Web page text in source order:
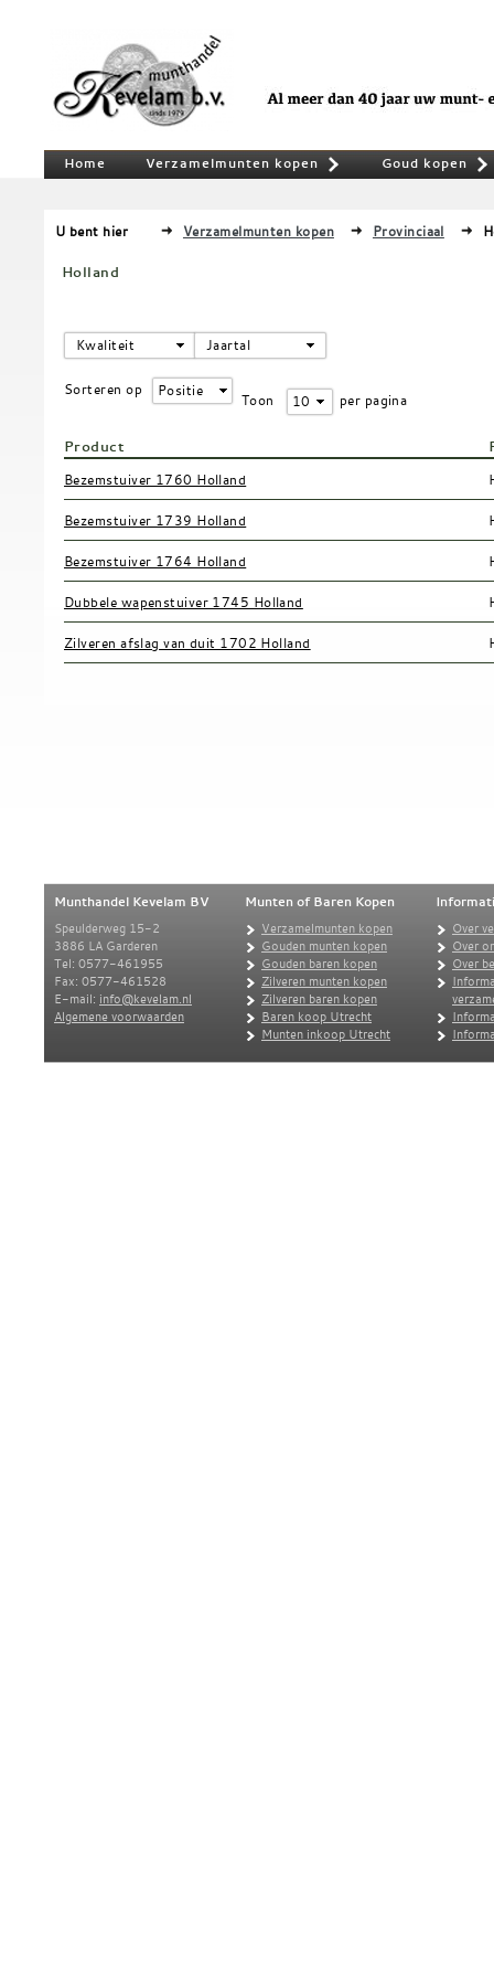
Home Verzamelmunten kopen Goud kopen
U bent hier Verzamelmunten kopen Provinciaal
Holland
Kwaliteit Jaartal
Sorteren op Positie
Toon 100 per pagina
Product
Bezemstuiver 1760 Holland
Bezemstuiver 1739 Holland
Bezemstuiver 1764 Holland
Dubbele wapenstuiver 1745 Holland
Zilveren afslag van duit 1702 Holland
Munthandel Kevelam BV
Speulderweg 15-2
3886 LA Garderen
Tel: 0577-461955
Fax: 0577-461528
E-mail: info@kevelam.nl
Algemene voorwaarden
Munten of Baren Kopen
Verzamelmunten kopen
Gouden munten kopen
Gouden baren kopen
Zilveren munten kopen
Zilveren baren kopen
Baren koop Utrecht
Munten inkoop Utrecht
Over
Over
Over